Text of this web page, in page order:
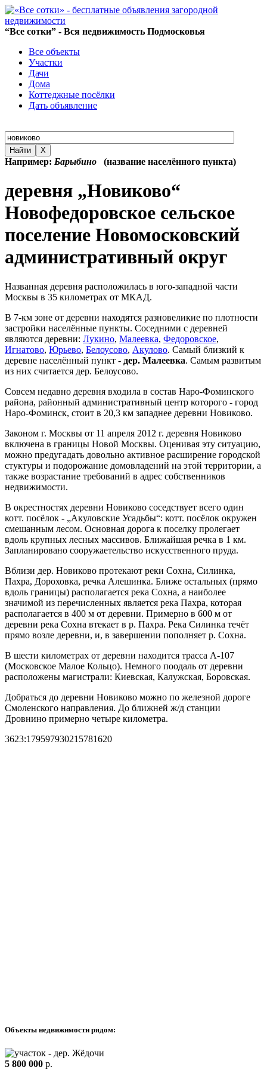
“Все сотки” - Вся недвижимость Подмосковья
Все объекты
Участки
Дачи
Дома
Коттеджные посёлки
Дать объявление
Найти X
Например: Барыбино (название населённого пункта)
деревня „Новиково“
Новофедоровское сельское
поселение Новомосковский
административный округ
Названная деревня расположилась в юго-западной части
Москвы в 35 километрах от МКАД.
В 7-км зоне от деревни находятся разновеликие по плотности
застройки населённые пункты. Соседними с деревней
являются деревни: Лукино, Малеевка, Федоровское,
Игнатово, Юрьево, Белоусово, Акулово. Самый близкий к
деревне населённый пункт - дер. Малеевка. Самым развитым
из них считается дер. Белоусово.
Совсем недавно деревня входила в состав Наро-Фоминского
района, районный административный центр которого - город
Наро-Фоминск, стоит в 20,3 км западнее деревни Новиково.
Законом г. Москвы от 11 апреля 2012 г. деревня Новиково
включена в границы Новой Москвы. Оценивая эту ситуацию,
можно предугадать довольно активное расширение городской
стуктуры и подорожание домовладений на этой территории, а
также возрастание требований в адрес собственников
недвижимости.
В окрестностях деревни Новиково соседствует всего один
котт. посёлок - „Акуловские Усадьбы“: котт. посёлок окружен
смешанным лесом. Основная дорога к поселку пролегает
вдоль крупных лесных массивов. Ближайшая речка в 1 км.
Запланировано сооружаетельство искусственного пруда.
Вблизи дер. Новиково протекают реки Сохна, Силинка,
Пахра, Дороховка, речка Алешинка. Ближе остальных (прямо
вдоль границы) располагается река Сохна, а наиболее
значимой из перечисленных является река Пахра, которая
располагается в 400 м от деревни. Примерно в 600 м от
деревни река Сохна втекает в р. Пахра. Река Силинка течёт
прямо возле деревни, и, в завершении пополняет р. Сохна.
В шести километрах от деревни находится трасса A-107
(Московское Малое Кольцо). Немного поодаль от деревни
расположены магистрали: Киевская, Калужская, Боровская.
Добраться до деревни Новиково можно по железной дороге
Смоленского направления. До ближней ж/д станции
Дровнино примерно четыре километра.
3623:179597930215781620
Объекты недвижимости рядом:
5 800 000 р.